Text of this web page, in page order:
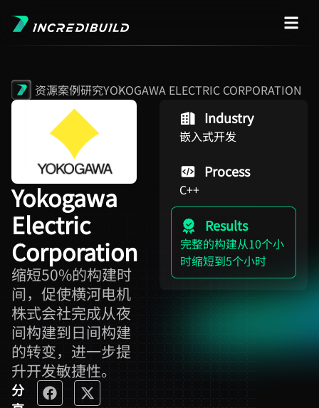
资源案例研究YOKOGAWA ELECTRIC CORPORATION
Yokogawa
Electric
Corporation
缩短50%的构建时
间，促使横河电机
株式会社完成从夜
间构建到日间构建
的转变，进一步提
升开发敏捷性。
分
Industry
嵌入式开发
Process
C++
Results
完整的构建从10个小
时缩短到5个小时